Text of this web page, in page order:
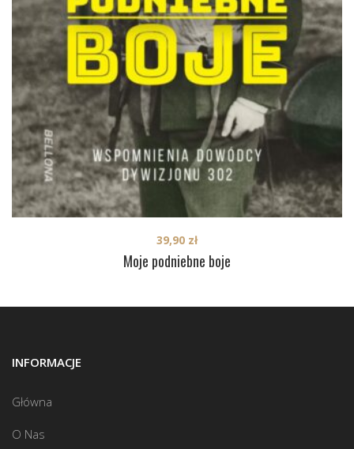
Moje podniebne boje
39,90 zł
INFORMACJE
Główna
O Nas